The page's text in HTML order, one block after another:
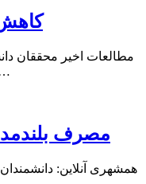
مطالعات اخیر محققان
سرطان روده در افراد
مصرف
همشهری آنلاین: دانشمندان